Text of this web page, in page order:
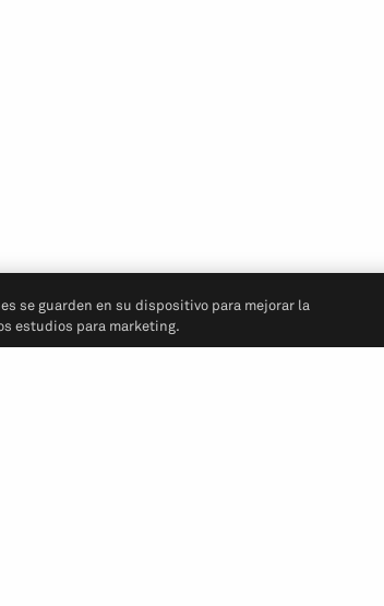
se guarden en su dispositivo para mejorar la
estudios para marketing.